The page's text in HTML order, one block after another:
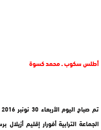
أطلس سكوب ـ محمد كسوة